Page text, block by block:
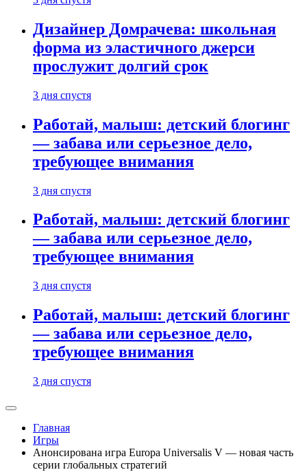
Дизайнер Домрачева: школьная
форма из эластичного джерси
прослужит долгий срок
3 дня спустя
Работай, малыш: детский блогинг
— забава или серьезное дело,
требующее внимания
3 дня спустя
Работай, малыш: детский блогинг
— забава или серьезное дело,
требующее внимания
3 дня спустя
Работай, малыш: детский блогинг
— забава или серьезное дело,
требующее внимания
3 дня спустя
Главная
Игры
Анонсирована игра Europa Universalis V — новая часть
серии глобальных стратегий